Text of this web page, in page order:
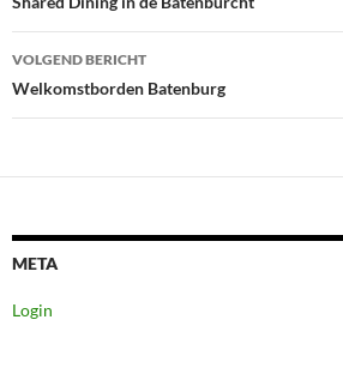
VOLGEND BERICHT
Welkomstborden Batenburg
META
Login